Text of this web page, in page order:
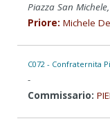
Piazza San
Priore: Michele
C072 - Confraternita
-
Commissario: